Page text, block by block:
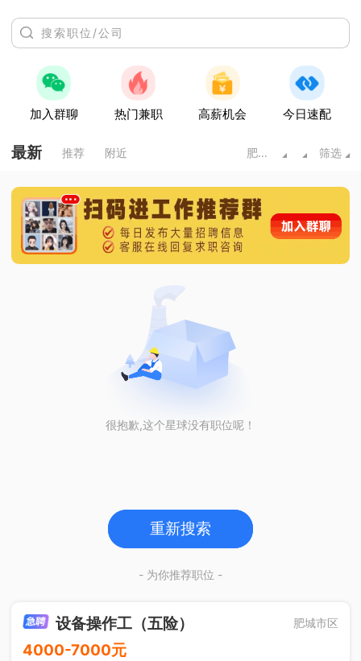
加入群聊 热门兼职 高薪机会 今日速配
最新 推荐 附近 肥城市 筛选
很抱歉,这个星球没有职位呢！
重新搜索
- 为你推荐职位 -
设备操作工（五险） 肥城市区
4000-7000元